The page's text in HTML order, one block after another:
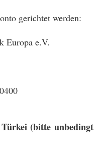
gerichtet werden:
Europa e.V.
(bitte unbedingt